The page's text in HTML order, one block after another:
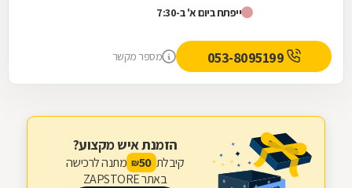
ייפתח ביום א' ב-7:30
מספר מקשר
הזמנת איש מקצוע?
קיבלת 50
₪ מתנה לרכישה
באתר ZAPSTORE